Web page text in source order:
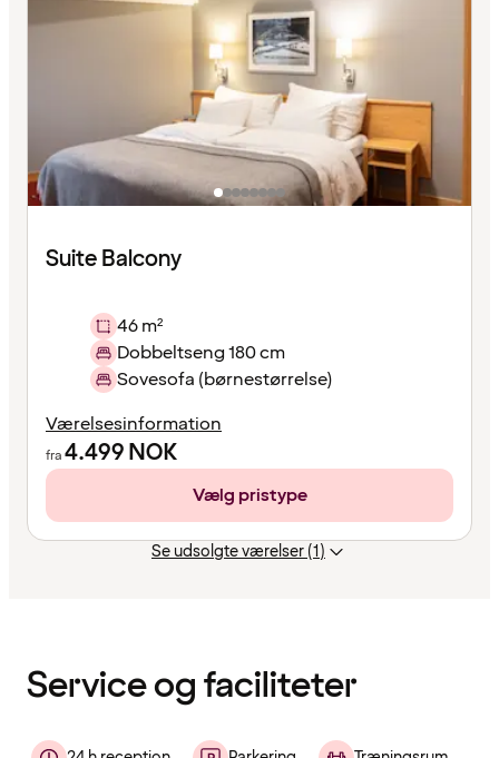
Suite Balcony
46 m²
Dobbeltseng 180 cm
Sovesofa (børnestørrelse)
Værelsesinformation
fra4.499NOK
Vælg pristype
Se udsolgte værelser (1)
Service og faciliteter